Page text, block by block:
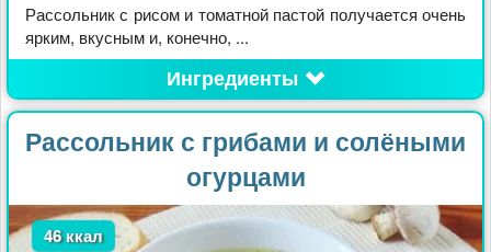
Рассольник с рисом и томатной пастой получается очень
ярким, вкусным и, конечно, ...
Ингредиенты
Рассольник с грибами и солёными
огурцами
46 ккал